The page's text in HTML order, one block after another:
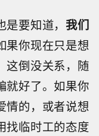
是要知道，我们
果你现在只是想
这倒没关系，随
就好了。如果你
情的，或者说想
找临时工的态度